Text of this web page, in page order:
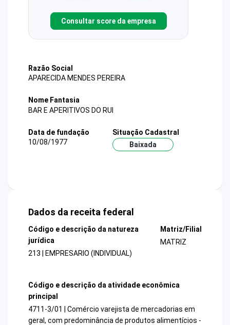
Consultar score da empresa
Razão Social
APARECIDA MENDES PEREIRA
Nome Fantasia
BAR E APERITIVOS DO RUI
Data de fundação
10/08/1977
Situação Cadastral
Baixada
Dados da receita federal
Código e descrição da natureza
jurídica
213 | EMPRESARIO (INDIVIDUAL)
Matriz/Filial
MATRIZ
Código e descrição da atividade econômica
principal
4711-3/01 | Comércio varejista de mercadorias em
geral, com predominância de produtos alimentícios -